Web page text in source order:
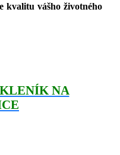
kvalitu vášho životného
NA